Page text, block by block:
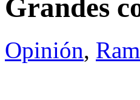
Grandes
Opinión,